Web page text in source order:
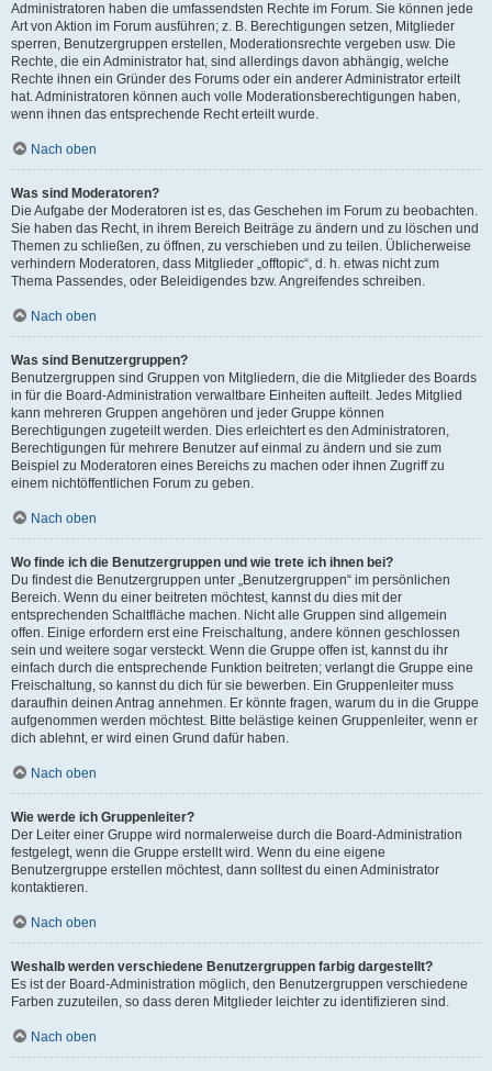
Administratoren haben die umfassendsten Rechte im Forum. Sie können jede
Art von Aktion im Forum ausführen; z. B. Berechtigungen setzen, Mitglieder
sperren, Benutzergruppen erstellen, Moderationsrechte vergeben usw. Die
Rechte, die ein Administrator hat, sind allerdings davon abhängig, welche
Rechte ihnen ein Gründer des Forums oder ein anderer Administrator erteilt
hat. Administratoren können auch volle Moderationsberechtigungen haben,
wenn ihnen das entsprechende Recht erteilt wurde.
Nach oben
Was sind Moderatoren?
Die Aufgabe der Moderatoren ist es, das Geschehen im Forum zu beobachten.
Sie haben das Recht, in ihrem Bereich Beiträge zu ändern und zu löschen und
Themen zu schließen, zu öffnen, zu verschieben und zu teilen. Üblicherweise
verhindern Moderatoren, dass Mitglieder „offtopic“, d. h. etwas nicht zum
Thema Passendes, oder Beleidigendes bzw. Angreifendes schreiben.
Nach oben
Was sind Benutzergruppen?
Benutzergruppen sind Gruppen von Mitgliedern, die die Mitglieder des Boards
in für die Board-Administration verwaltbare Einheiten aufteilt. Jedes Mitglied
kann mehreren Gruppen angehören und jeder Gruppe können
Berechtigungen zugeteilt werden. Dies erleichtert es den Administratoren,
Berechtigungen für mehrere Benutzer auf einmal zu ändern und sie zum
Beispiel zu Moderatoren eines Bereichs zu machen oder ihnen Zugriff zu
einem nichtöffentlichen Forum zu geben.
Nach oben
Wo finde ich die Benutzergruppen und wie trete ich ihnen bei?
Du findest die Benutzergruppen unter „Benutzergruppen“ im persönlichen
Bereich. Wenn du einer beitreten möchtest, kannst du dies mit der
entsprechenden Schaltfläche machen. Nicht alle Gruppen sind allgemein
offen. Einige erfordern erst eine Freischaltung, andere können geschlossen
sein und weitere sogar versteckt. Wenn die Gruppe offen ist, kannst du ihr
einfach durch die entsprechende Funktion beitreten; verlangt die Gruppe eine
Freischaltung, so kannst du dich für sie bewerben. Ein Gruppenleiter muss
daraufhin deinen Antrag annehmen. Er könnte fragen, warum du in die Gruppe
aufgenommen werden möchtest. Bitte belästige keinen Gruppenleiter, wenn er
dich ablehnt, er wird einen Grund dafür haben.
Nach oben
Wie werde ich Gruppenleiter?
Der Leiter einer Gruppe wird normalerweise durch die Board-Administration
festgelegt, wenn die Gruppe erstellt wird. Wenn du eine eigene
Benutzergruppe erstellen möchtest, dann solltest du einen Administrator
kontaktieren.
Nach oben
Weshalb werden verschiedene Benutzergruppen farbig dargestellt?
Es ist der Board-Administration möglich, den Benutzergruppen verschiedene
Farben zuzuteilen, so dass deren Mitglieder leichter zu identifizieren sind.
Nach oben